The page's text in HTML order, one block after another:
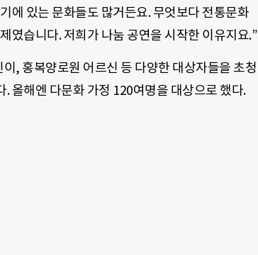
에 있는 문화들도 많거든요. 무엇보다 전통문화
였습니다. 저희가 나눔 공연을 시작한 이유지요.”
, 홍복양로원 어르신 등 다양한 대상자들을 초청
올해엔 다문화 가정 120여명을 대상으로 했다.